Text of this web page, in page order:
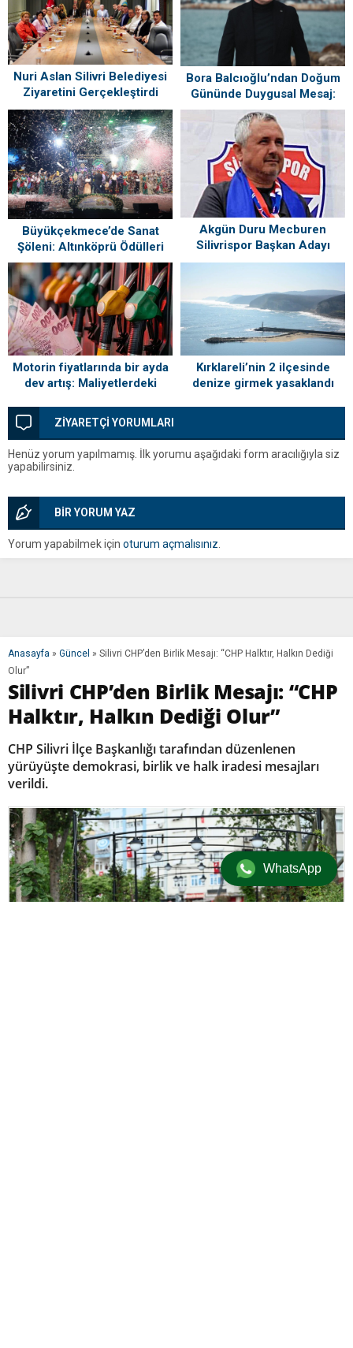
Nuri Aslan Silivri Belediyesi
Ziyaretini Gerçekleştirdi
Bora Balcıoğlu’ndan Doğum
Gününde Duygusal Mesaj:
“Silivri’mi Çok Özlüyorum”
Büyükçekmece’de Sanat
Şöleni: Altınköprü Ödülleri
Sahiplerini Buldu!
Akgün Duru Mecburen
Silivrispor Başkan Adayı
Motorin fiyatlarında bir ayda
dev artış: Maliyetlerdeki
Kırklareli’nin 2 ilçesinde
denize girmek yasaklandı
ZİYARETÇİ YORUMLARI
Henüz yorum yapılmamış. İlk yorumu aşağıdaki form aracılığıyla siz
yapabilirsiniz.
BİR YORUM YAZ
Yorum yapabilmek için oturum açmalısınız.
Anasayfa » Güncel » Silivri CHP’den Birlik Mesajı: “CHP Halktır, Halkın Dediği
Olur”
Silivri CHP’den Birlik Mesajı: “CHP
Halktır, Halkın Dediği Olur”
CHP Silivri İlçe Başkanlığı tarafından düzenlenen
yürüyüşte demokrasi, birlik ve halk iradesi mesajları
verildi.
WhatsApp